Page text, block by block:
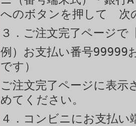
へのボタンを押して 次
３．ご注文完了ページで
例）お支払い番号
です）
ご注文完了ページに表
めてください。
４．コンビニにお支払